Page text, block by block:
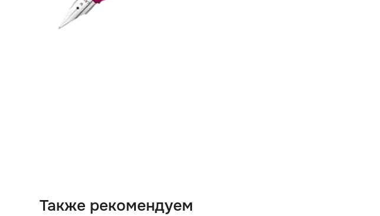
Также рекомендуем